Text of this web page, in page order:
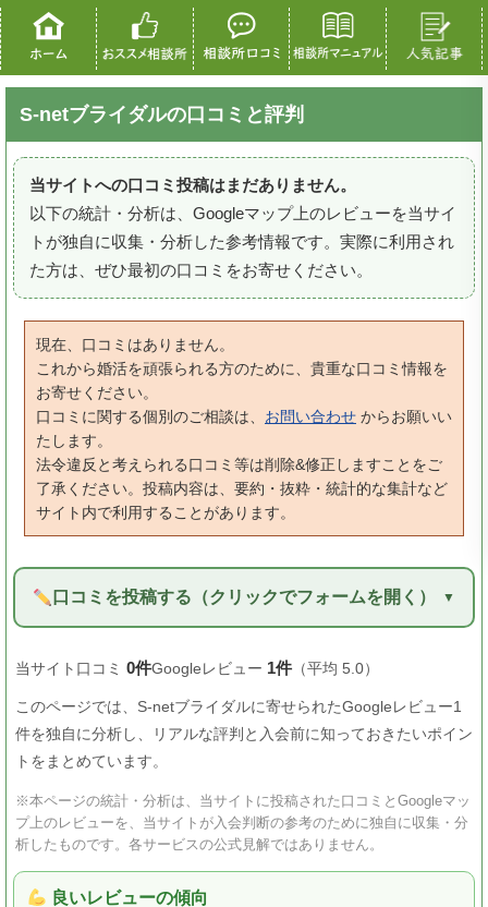
S-netブライダルの口コミと評判
当サイトへの口コミ投稿はまだありません。
以下の統計・分析は、Googleマップ上のレビューを当サイ
トが独自に収集・分析した参考情報です。実際に利用され
た方は、ぜひ最初の口コミをお寄せください。
現在、口コミはありません。
これから婚活を頑張られる方のために、貴重な口コミ情報を
お寄せください。
口コミに関する個別のご相談は、 お問い合わせ からお願いい
たします。
法令違反と考えられる口コミ等は削除&修正しますことをご
了承ください。投稿内容は、要約・抜粋・統計的な集計など
サイト内で利用することがあります。
口コミを投稿する（クリックでフォームを開く）
当サイト口コミ 0件Googleレビュー 1件 （平均 5.0）
このページでは、S-netブライダルに寄せられたGoogleレビュー1
件を独自に分析し、リアルな評判と入会前に知っておきたいポイン
トをまとめています。
※本ページの統計・分析は、当サイトに投稿された口コミとGoogleマッ
プ上のレビューを、当サイトが入会判断の参考のために独自に収集・分
析したものです。各サービスの公式見解ではありません。
良いレビューの傾向